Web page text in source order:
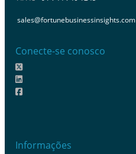
sales@fortunebusinessinsights.com
Conecte-se conosco
Informações